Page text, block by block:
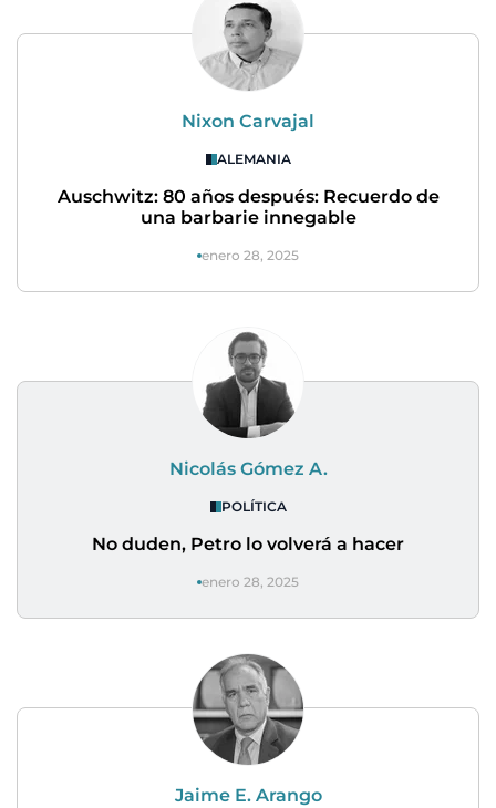
Nixon Carvajal
ALEMANIA
Auschwitz: 80 años después: Recuerdo de
una barbarie innegable
enero 28, 2025
Nicolás Gómez A.
POLÍTICA
No duden, Petro lo volverá a hacer
enero 28, 2025
Jaime E. Arango